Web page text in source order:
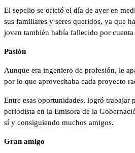
El sepelio se ofició el día de ayer en
sus familiares y seres queridos, ya que
joven también había fallecido por
Pasión
Aunque era ingeniero de profesión, le
por lo que aprovechaba cada proyecto
Entre esas oportunidades, logró trabajar
periodista en la Emisora de la
sí y consiguiendo muchos amigos.
Gran amigo